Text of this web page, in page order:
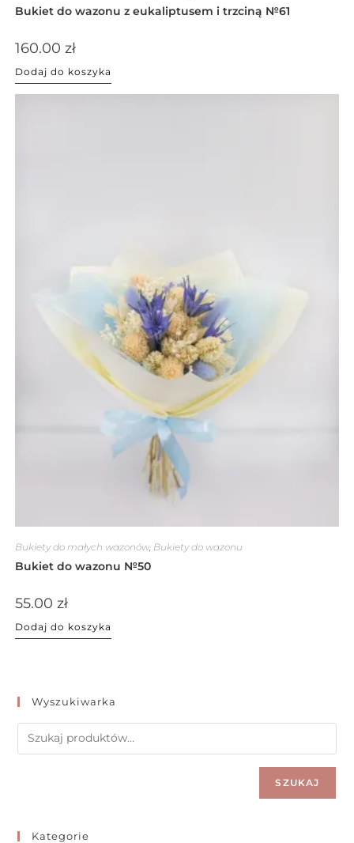
Bukiet do wazonu z eukaliptusem i trzciną №61
160.00 zł
Dodaj do koszyka
Bukiety do małych wazonów, Bukiety do wazonu
Bukiet do wazonu №50
55.00 zł
Dodaj do koszyka
Wyszukiwarka
SZUKAJ
Kategorie